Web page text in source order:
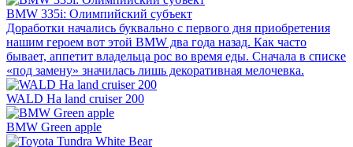
BMW 335i: Олимпийский субъект
Доработки начались буквально с первого дня приобретения
нашим героем вот этой BMW два года назад. Как часто
бывает, аппетит владельца рос во время еды. Сначала в списке
«под замену» значилась лишь декоративная мелочевка.
WALD На land cruiser 200
BMW Green apple